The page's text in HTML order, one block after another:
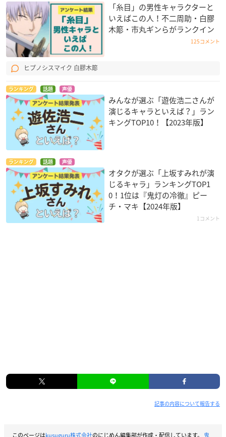
「糸目」の男性キャラクターと
いえばこの人！不二周助・白膠
木簓・市丸ギンらがランクイン
125コメント
ヒプノシスマイク 白膠木簓
ランキング 話題 声優
みんなが選ぶ「遊佐浩二さんが
演じるキャラといえば？」ラン
キングTOP10！【2023年版】
ランキング 話題 声優
オタクが選ぶ「上坂すみれが演
じるキャラ」ランキングTOP1
0！1位は『鬼灯の冷徹』ピー
チ・マキ【2024年版】
1コメント
記事の内容について報告する
このページはkusuguru株式会社のにじめん編集部が作成・配信しています。 鬼